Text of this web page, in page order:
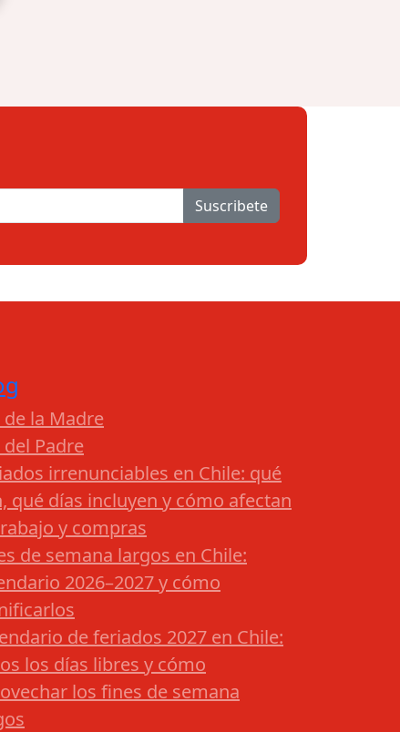
Suscribete
de la Madre
del Padre
irrenunciables en Chile: qué
qué días incluyen y cómo afectan
y compras
de semana largos en Chile:
2026–2027 y cómo
de feriados 2027 en Chile:
los días libres y cómo
los fines de semana